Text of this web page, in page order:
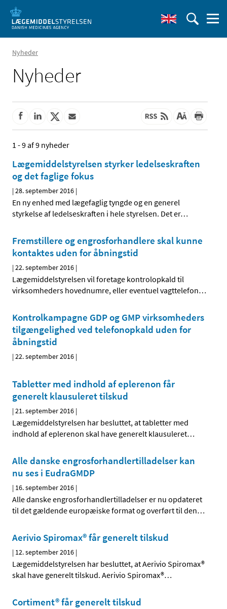
Nyheder
Nyheder
1 - 9 af 9 nyheder
Lægemiddelstyrelsen styrker ledelseskraften
og det faglige fokus
|28. september 2016 |
En ny enhed med lægefaglig tyngde og en generel
styrkelse af ledelseskraften i hele styrelsen. Det er…
Fremstillere og engrosforhandlere skal kunne
kontaktes uden for åbningstid
|22. september 2016 |
Lægemiddelstyrelsen vil foretage kontrolopkald til
virksomheders hovednumre, eller eventuel vagttelefon…
Kontrolkampagne GDP og GMP virksomheders
tilgængelighed ved telefonopkald uden for
åbningstid
|22. september 2016 |
Tabletter med indhold af eplerenon får
generelt klausuleret tilskud
|21. september 2016 |
Lægemiddelstyrelsen har besluttet, at tabletter med
indhold af eplerenon skal have generelt klausuleret…
Alle danske engrosforhandlertilladelser kan
nu ses i EudraGMDP
| 16. september 2016 |
Alle danske engrosforhandlertilladelser er nu opdateret
til det gældende europæiske format og overført til den…
Aerivio Spiromax® får generelt tilskud
| 12. september 2016 |
Lægemiddelstyrelsen har besluttet, at Aerivio Spiromax®
skal have generelt tilskud. Aerivio Spiromax®…
Cortiment® får generelt tilskud